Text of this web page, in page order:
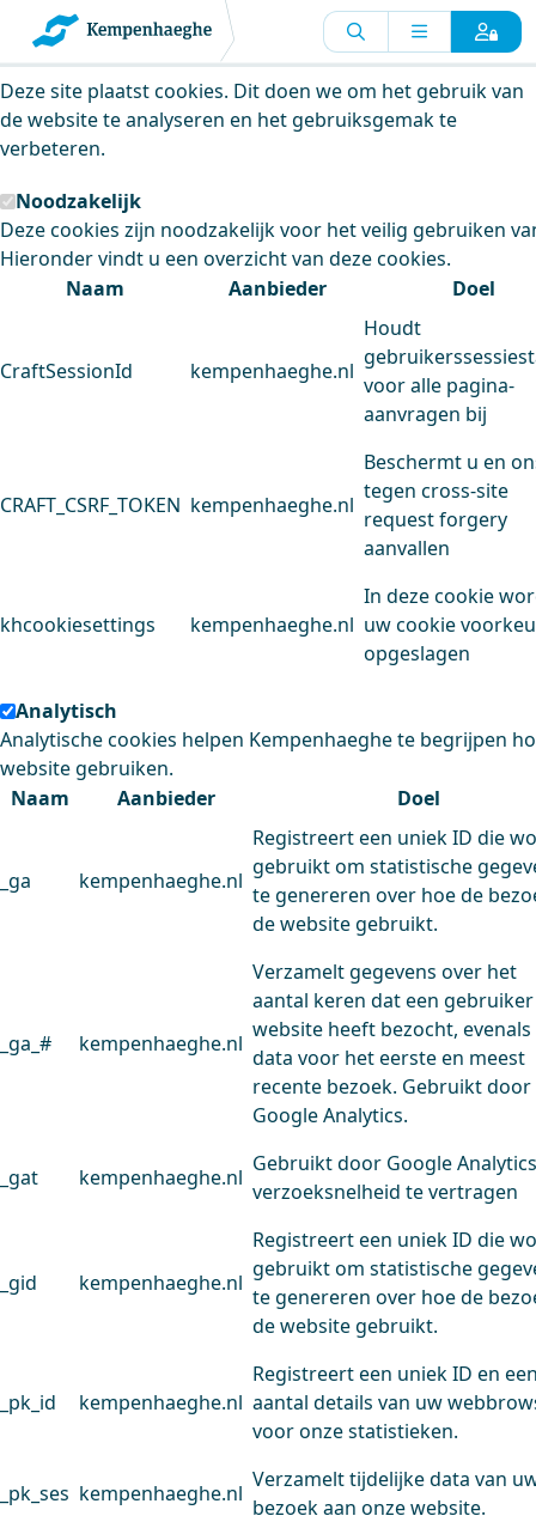
Kempenhaeghe maakt gebruik van
cookies
Deze site plaatst cookies. Dit doen we om het gebruik van
de website te analyseren en het gebruiksgemak te
verbeteren.
Noodzakelijk
Deze cookies zijn noodzakelijk voor het veilig gebruiken
Hieronder vindt u een overzicht van deze cookies.
Naam
Aanbieder Doel
CraftSessionId kempenhaeghe.nl
Houdt
voor alle pagina-
aanvragen bij
CRAFT_CSRF_TOKEN kempenhaeghe.nl
Beschermt u en
tegen cross-site
request forgery
aanvallen
khcookiesettings kempenhaeghe.nl
In deze cookie
uw cookie
opgeslagen
Analytisch
Analytische cookies helpen Kempenhaeghe te begrijpen
website gebruiken.
Naam
Aanbieder Doel
_ga kempenhaeghe.nl
Registreert een uniek ID die
gebruikt om statistische
te genereren over hoe de
de website gebruikt.
_ga_# kempenhaeghe.nl
Verzamelt gegevens over het
aantal keren dat een
website heeft bezocht, evenals
data voor het eerste en meest
recente bezoek. Gebruikt door
Google Analytics.
_gat kempenhaeghe.nl
Gebruikt door Google
verzoeksnelheid te vertragen
_gid kempenhaeghe.nl
Registreert een uniek ID die
gebruikt om statistische
te genereren over hoe de
de website gebruikt.
_pk_id kempenhaeghe.nl
Registreert een uniek ID en
aantal details van uw
voor onze statistieken.
_pk_ses kempenhaeghe.nl
Verzamelt tijdelijke data van
bezoek aan onze website.